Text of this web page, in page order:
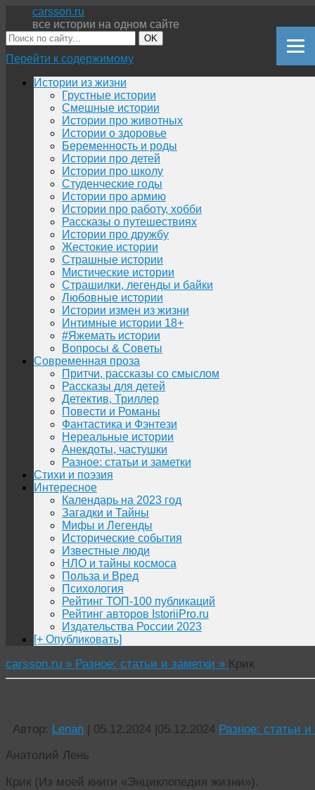
carsson.ru
все истории на одном сайте
OK
Перейти к содержимому
Истории из жизни
Грустные истории
Смешные истории
Истории про животных
Истории о здоровье
Беременность и роды
Истории про детей
Истории про школу
Студенческие годы
Истории про армию
Истории про работу, хобби
Рассказы о путешествиях
Истории про дружбу
Жестокие истории
Страшные истории
Мистические истории
Страшилки, легенды и байки
Любовные истории
Истории измен из жизни
Интимные истории 18+
#Яжемать истории
Вопросы & Советы
Современная проза
Притчи, рассказы со смыслом
Рассказы для детей
Детектив, Триллер
Повести и Романы
Фантастика и Фэнтези
Нереальные истории
Анекдоты, частушки
Разное: статьи и заметки
Стихи и поэзия
Интересное
Календарь на 2023 год
Загадки и Тайны
Мифы и Легенды
Исторические события
Известные люди
НЛО и тайны космоса
Польза и Вред
Психология
Рейтинг ТОП-100 публикаций
Рейтинг авторов IstoriiPro.ru
Издательства России 2023
[+ Опубликовать]
carsson.ru » Разное: статьи и заметки » Крик
Автор: Lenan | 05.12.2024 |05.12.2024 Разное: статьи и
Анатолий Лень
Крик (Из моей книги «Энциклопедия жизни»).